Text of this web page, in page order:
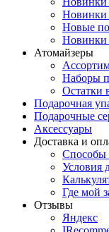
Новинки
Новые
Новинки
Атомайзеры
Наборы
Остатки
Подарочная
Подарочные
Аксессуары
Доставка и
Способы
Условия
Где мой
Отзывы
Яндекс